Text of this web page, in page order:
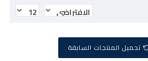
تحميل المنتجات السابقة